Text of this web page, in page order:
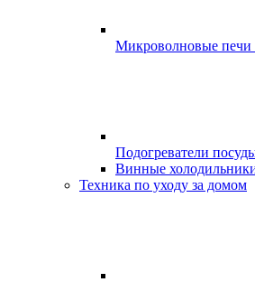
Микроволновые печи
Подогреватели
Винные
Техника по уходу за домом